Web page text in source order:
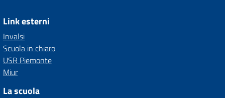
Link esterni
Invalsi
Scuola in chiaro
USR Piemonte
Miur
La scuola